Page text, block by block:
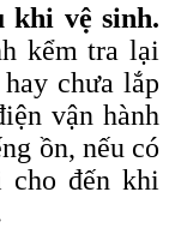
khi vệ sinh.
kểm tra lại
chưa lắp
vận hành
ồn, nếu có
đến khi